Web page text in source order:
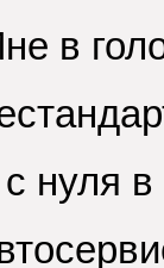
в
нуля в